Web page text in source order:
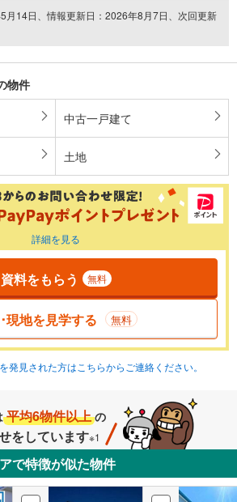
月14日、情報更新日：2026年8月7日、次回更新
物件
中古一戸建て
土地
詳細を見る
資料をもらう 無料
現地を見学する 無料
発見された方はこちらからご連絡ください。
平均6物件以上 の
をしています※1
で特徴が似た物件